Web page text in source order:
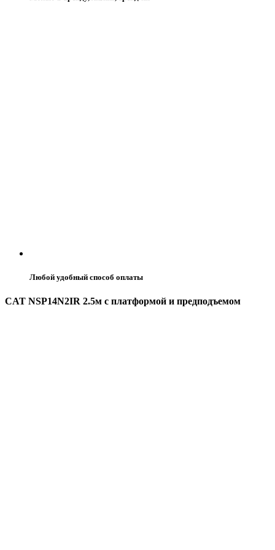
Любой удобный способ оплаты
CAT NSP14N2IR 2.5м с платформой и предподъемом